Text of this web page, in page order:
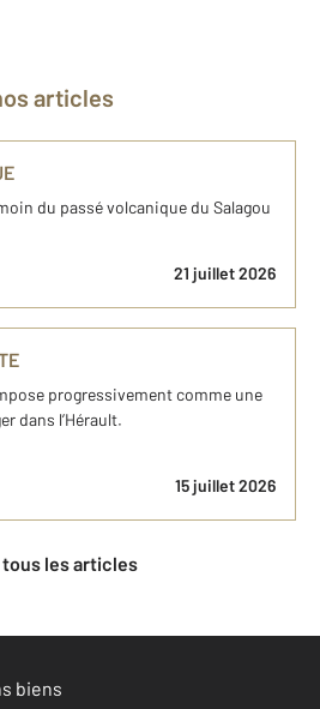
articles
du passé volcanique du Salagou
21 juillet 2026
progressivement comme une
dans l’Hérault.
15 juillet 2026
tous les articles
biens